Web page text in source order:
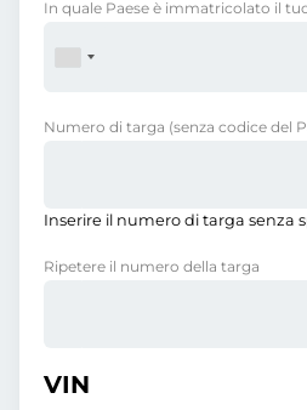
In quale Paese è immatricolato il
Numero di targa (senza codice del
Inserire il numero di targa senza
Ripetere il numero della targa
VIN